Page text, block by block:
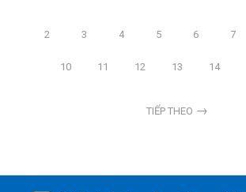
2 3 4 5 6 7
10 11 12 13 14
TIẾP THEO